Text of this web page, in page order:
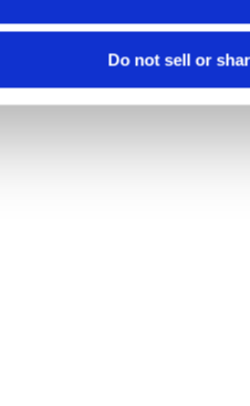
Do not sell or